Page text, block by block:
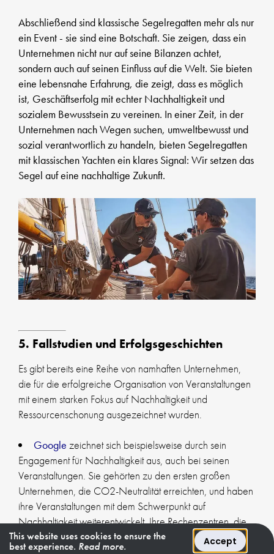
Abschließend sind klassische Segelregatten mehr als nur
ein Event - sie sind eine Botschaft. Sie zeigen, dass ein
Unternehmen nicht nur auf seine Bilanzen achtet,
sondern auch auf seinen Einfluss auf die Welt. Sie bieten
eine lebensnahe Erfahrung, die zeigt, dass es möglich
ist, Geschäftserfolg mit echter Nachhaltigkeit und
sozialem Bewusstsein zu vereinen. In einer Zeit, in der
Unternehmen nach Wegen suchen, umweltbewusst und
sozial verantwortlich zu handeln, bieten Segelregatten
mit klassischen Yachten ein klares Signal: Wir setzen das
Segel auf eine nachhaltige Zukunft.
5. Fallstudien und Erfolgsgeschichten
Es gibt bereits eine Reihe von namhaften Unternehmen,
die für die erfolgreiche Organisation von Veranstaltungen
mit einem starken Fokus auf Nachhaltigkeit und
Ressourcenschonung ausgezeichnet wurden.
Google zeichnet sich beispielsweise durch sein
Engagement für Nachhaltigkeit aus, auch bei seinen
Veranstaltungen. Sie gehörten zu den ersten großen
Unternehmen, die CO2-Neutralität erreichten, und haben
ihre Veranstaltungen mit dem Schwerpunkt auf
Nachhaltigkeit weiterentwickelt. Ihre Rechenzentren, die
oft für Firmenveranstaltungen von
This website uses cookies to ensure the
best experience. Read more. Accept